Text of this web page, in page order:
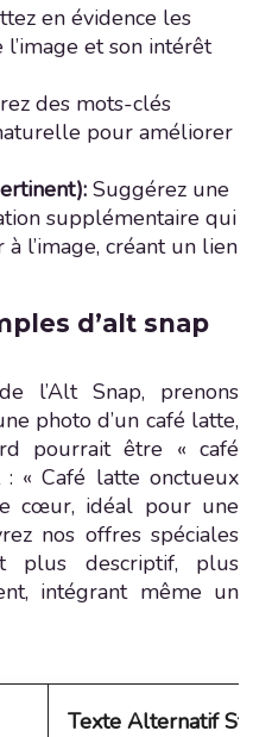
en évidence les
et son intérêt
des mots-clés
pour améliorer
Suggérez une
supplémentaire qui
l’image, créant un lien
d’alt snap
l’Alt Snap, prenons
photo d’un café latte,
pourrait être « café
« Café latte onctueux
cœur, idéal pour une
nos offres spéciales
plus descriptif, plus
intégrant même un
Texte Alternatif